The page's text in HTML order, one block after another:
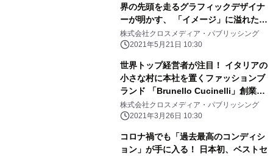
界の先頭を走るグラフィックデザイナ
ーが明かす、 「イメージ」に溢れた社
会でデザインの本質を見抜く方法と
は？ 翻訳書新刊『ビジュアルデザイン
株式会社クロスメディア・パブリッシング
2021年5月21日 10:30
世界トップ経営者が注目！ イタリアの
小さな村に本社を置くファッションブ
ランド 「Brunello Cucinelli」創業者
が「未来の経営モデル」を語る、 『人
間主義的経営』3月26日発売！
株式会社クロスメディア・パブリッシング
2021年3月26日 10:30
コロナ禍でも「過去最高のコンディシ
ョン」が手に入る！ 日本初、ベストセ